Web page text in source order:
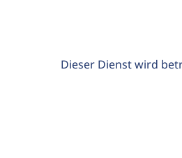
Dieser Dienst wird